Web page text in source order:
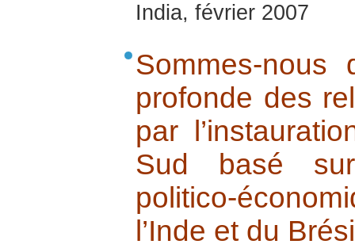
India, février 2007
Sommes-nous
profonde des
par
Sud basé
politico-
l’Inde et du